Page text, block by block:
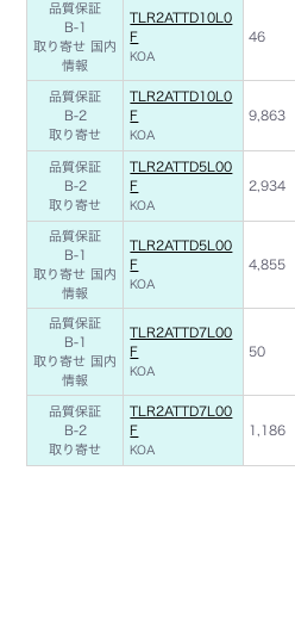
品質保証
B-1
取り寄せ 国内
情報
TLR2ATTD10L0
F
KOA
46
品質保証
B-2
取り寄せ
TLR2ATTD10L0
F
KOA
9,863
品質保証
B-2
取り寄せ
TLR2ATTD5L00
F
KOA
2,934
品質保証
B-1
取り寄せ 国内
情報
TLR2ATTD5L00
F
KOA
4,855
品質保証
B-1
取り寄せ 国内
情報
TLR2ATTD7L00
F
KOA
50
品質保証
B-2
取り寄せ
TLR2ATTD7L00
F
KOA
1,186